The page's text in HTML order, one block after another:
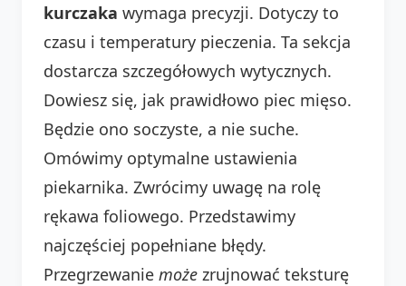
kurczaka wymaga precyzji. Dotyczy to
czasu i temperatury pieczenia. Ta sekcja
dostarcza szczegółowych wytycznych.
Dowiesz się, jak prawidłowo piec mięso.
Będzie ono soczyste, a nie suche.
Omówimy optymalne ustawienia
piekarnika. Zwrócimy uwagę na rolę
rękawa foliowego. Przedstawimy
najczęściej popełniane błędy.
Przegrzewanie może zrujnować teksturę